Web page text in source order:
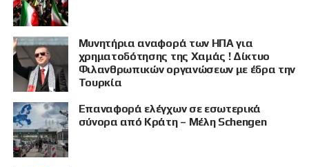
Μυνητήρια αναφορά των ΗΠΑ για
χρηματοδότησης της Χαμάς ! Δίκτυο
Φιλανθρωπικών οργανώσεων με έδρα την
Τουρκία
Επαναφορά ελέγχων σε εσωτερικά
σύνορα από Κράτη – Μέλη Schengen